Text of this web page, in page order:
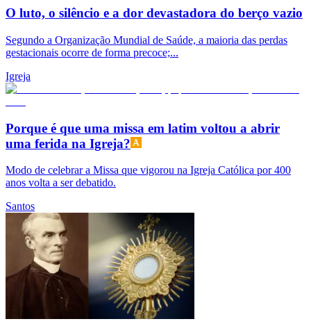
O luto, o silêncio e a dor devastadora do berço vazio
Segundo a Organização Mundial de Saúde, a maioria das perdas
gestacionais ocorre de forma precoce;...
Igreja
Porque é que uma missa em latim voltou a abrir
uma ferida na Igreja?
Modo de celebrar a Missa que vigorou na Igreja Católica por 400
anos volta a ser debatido.
Santos